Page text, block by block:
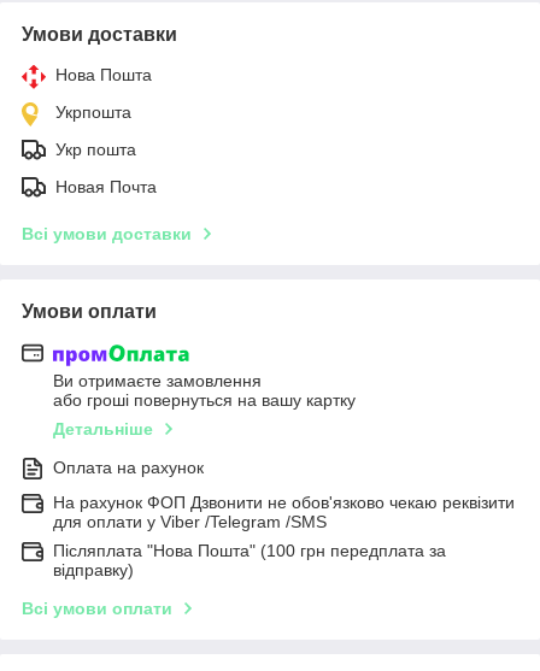
Умови доставки
Нова Пошта
Укрпошта
Укр пошта
Новая Почта
Всі умови доставки
Умови оплати
Ви отримаєте замовлення
або гроші повернуться на вашу картку
Детальніше
Оплата на рахунок
На рахунок ФОП Дзвонити не обов'язково чекаю реквізити
для оплати у Viber /Telegram /SMS
Післяплата "Нова Пошта" (100 грн передплата за
відправку)
Всі умови оплати